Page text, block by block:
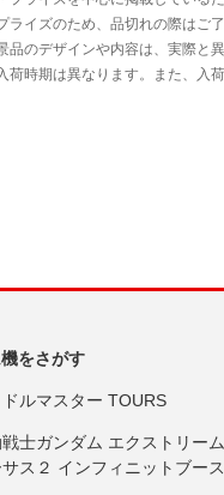
をさがす
ルマスター TOURS
士ガンダム エクストリーム
ス２ インフィニットブース